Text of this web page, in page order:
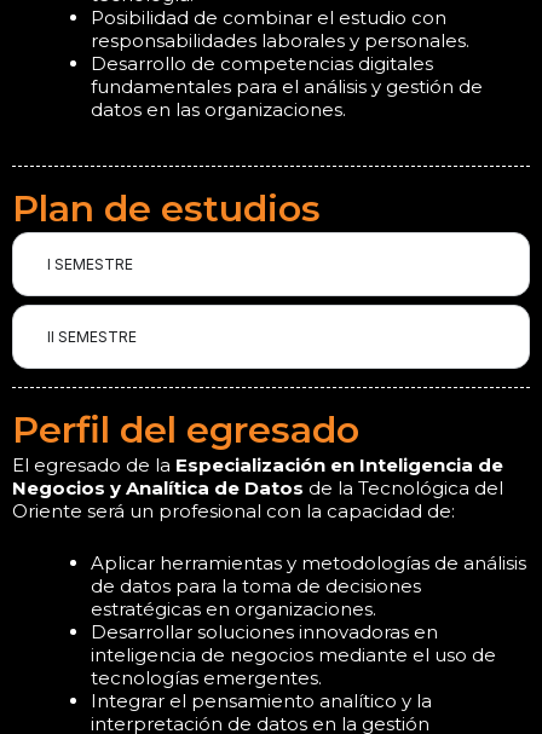
Posibilidad de combinar el estudio con
responsabilidades laborales y personales.
Desarrollo de competencias digitales
fundamentales para el análisis y gestión de
datos en las organizaciones.
Plan de estudios
I SEMESTRE
II SEMESTRE
Perfil del egresado
El egresado de la Especialización en Inteligencia de
Negocios y Analítica de Datos de la Tecnológica del
Oriente será un profesional con la capacidad de:
Aplicar herramientas y metodologías de análisis
de datos para la toma de decisiones
estratégicas en organizaciones.
Desarrollar soluciones innovadoras en
inteligencia de negocios mediante el uso de
tecnologías emergentes.
Integrar el pensamiento analítico y la
interpretación de datos en la gestión